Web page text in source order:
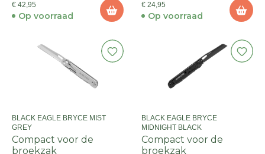
€ 42,95
Op voorraad
€ 24,95
Op voorraad
BLACK EAGLE BRYCE MIST
GREY
Compact voor de
broekzak
BLACK EAGLE BRYCE
MIDNIGHT BLACK
Compact voor de
broekzak